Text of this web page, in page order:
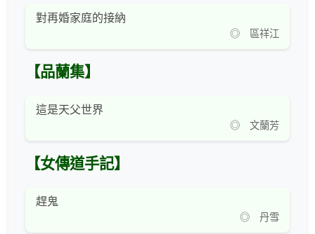
對再婚家庭的接納
◎ 區祥江
【品蘭集】
這是天父世界
◎ 文蘭芳
【女傳道手記】
趕鬼
◎ 丹雪